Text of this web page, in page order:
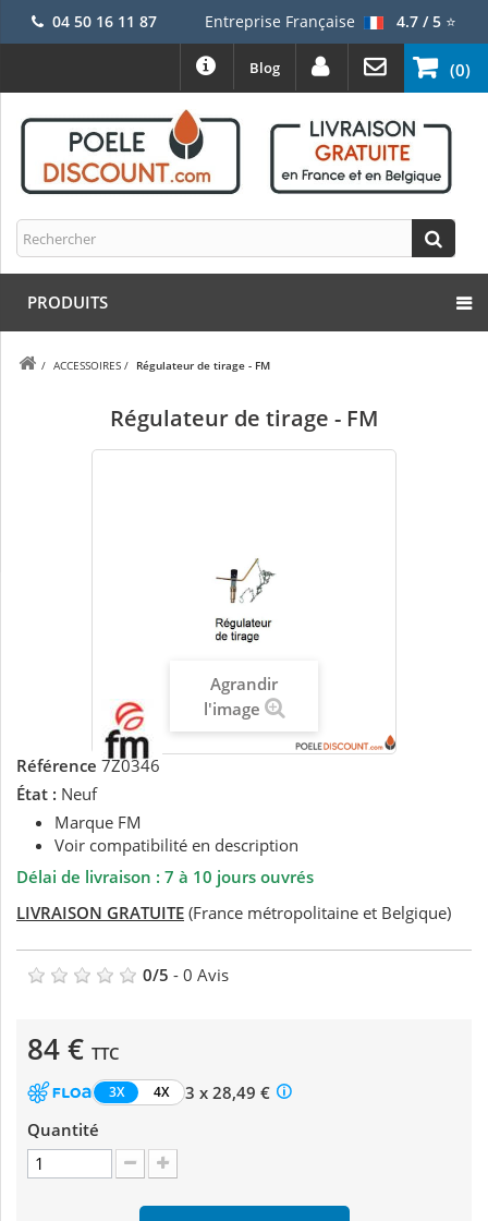
04 50 16 11 87 Entreprise Française 4.7 / 5⭐
(0)
Blog
PRODUITS
/ ACCESSOIRES / Régulateur de tirage - FM
Régulateur de tirage - FM
Agrandir
l'image
Référence 7Z0346
État : Neuf
Marque FM
Voir compatibilité en description
Délai de livraison : 7 à 10 jours ouvrés
LIVRAISON GRATUITE (France métropolitaine et Belgique)
0/5 - 0 Avis
84 € TTC
3X 4X
3 x 28,49 €
Quantité